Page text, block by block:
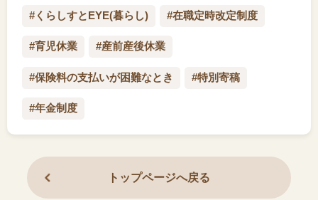
#くらしすとEYE(暮らし) #在職定時改定制度
#育児休業 #産前産後休業
#保険料の支払いが困難なとき #特別寄稿
#年金制度
トップページへ戻る